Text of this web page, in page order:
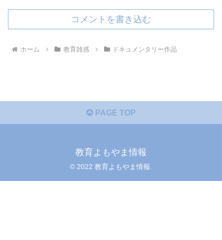
コメントを書き込む
ホーム 教育雑感 ドキュメンタリー作品
PAGE TOP
教育よもやま情報
© 2022 教育よもやま情報.